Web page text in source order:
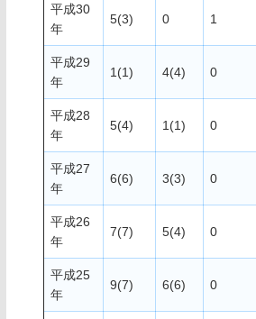
平成30
年
5(3) 0 1
平成29
年
1(1) 4(4) 0
平成28
年
5(4) 1(1) 0
平成27
年
6(6) 3(3) 0
平成26
年
7(7) 5(4) 0
平成25
年
9(7) 6(6) 0